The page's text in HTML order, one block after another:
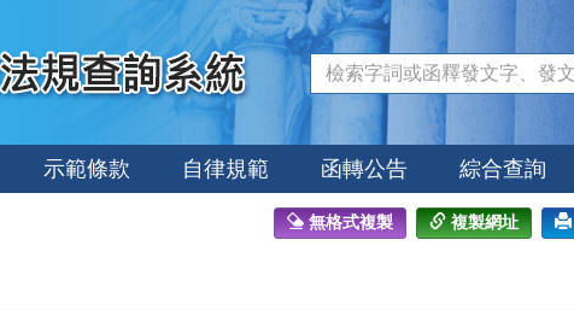
示範條款 自律規範 函轉公告 綜合查詢
無格式複製 複製網址